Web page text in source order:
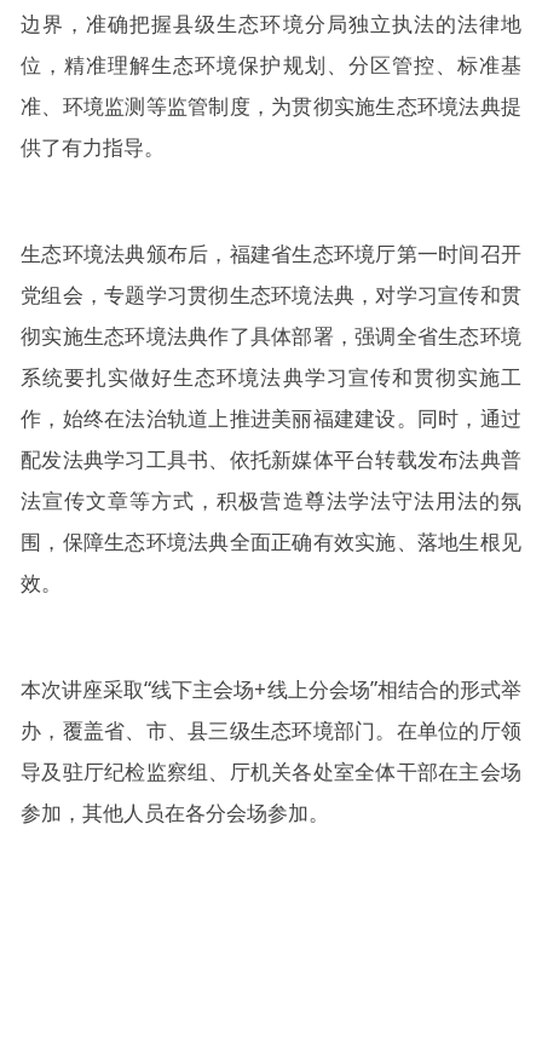
边界，准确把握县级生态环境分局独立执法的法律地
位，精准理解生态环境保护规划、分区管控、标准基
准、环境监测等监管制度，为贯彻实施生态环境法典提
供了有力指导。
生态环境法典颁布后，福建省生态环境厅第一时间召开
党组会，专题学习贯彻生态环境法典，对学习宣传和贯
彻实施生态环境法典作了具体部署，强调全省生态环境
系统要扎实做好生态环境法典学习宣传和贯彻实施工
作，始终在法治轨道上推进美丽福建建设。同时，通过
配发法典学习工具书、依托新媒体平台转载发布法典普
法宣传文章等方式，积极营造尊法学法守法用法的氛
围，保障生态环境法典全面正确有效实施、落地生根见
效。
本次讲座采取“线下主会场+线上分会场”相结合的形式举
办，覆盖省、市、县三级生态环境部门。在单位的厅领
导及驻厅纪检监察组、厅机关各处室全体干部在主会场
参加，其他人员在各分会场参加。